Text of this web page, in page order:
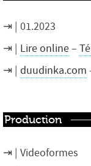
01.2023
Lire online–
duudinka.com
Production
Videoformes